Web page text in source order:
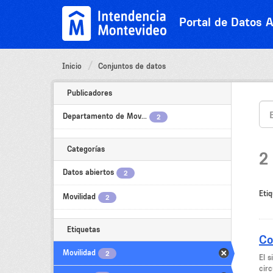
Portal de Datos
Inicio Conjuntos de datos
Publicadores
Departamento de Mov... 2
Categorías
Datos abiertos 2
Movilidad 2
Etiquetas
Movilidad 2
2
El